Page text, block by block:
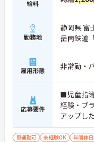
給料
勤務地
静岡県 富
岳南鉄道
雇用形態 非常勤・
応募要件
■児童指
経験・ブ
アップし
車通勤可 未経験OK 年間休